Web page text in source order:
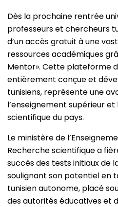
Dès la prochaine rentrée
professeurs et chercheurs
d’un accès gratuit à une
ressources académiques
Mentor». Cette plateforme
entièrement conçue et
tunisiens, représente une
l’enseignement supérieur
scientifique du pays.
Le ministère de
Recherche scientifique a
succès des tests initiaux de
soulignant son potentiel en
tunisien autonome, placé
des autorités éducatives et